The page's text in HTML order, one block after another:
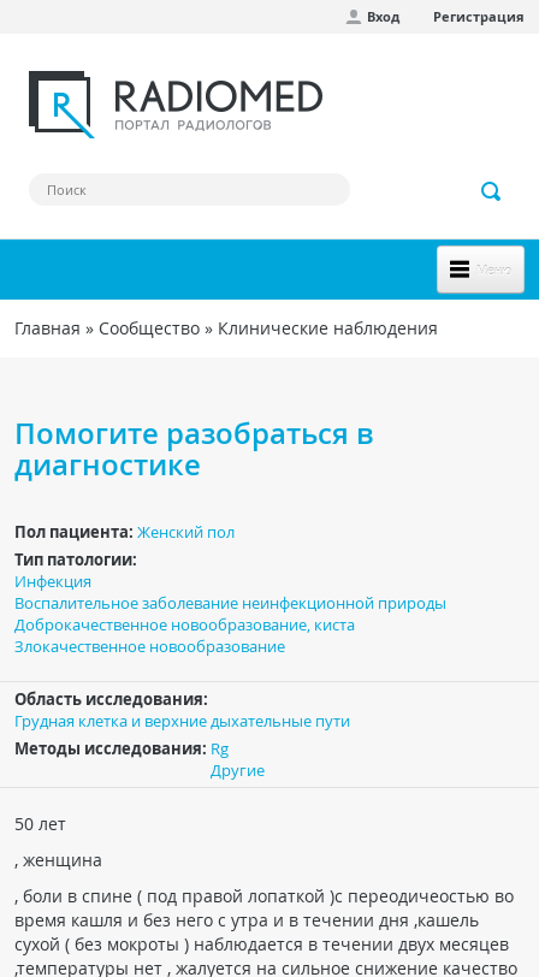
Вход Регистрация
Меню
НОВОЕ НА САЙТЕ
Форум
Чат RADIOMED
ОБРАЗОВАНИЕ
Презентации
Публикации
Вы здесь
Главная » Сообщество » Клинические наблюдения
Помогите разобраться в
диагностике
Пол пациента: Женский пол
Тип патологии:
Инфекция
Воспалительное заболевание неинфекционной природы
Доброкачественное новообразование, киста
Злокачественное новообразование
Область исследования:
Грудная клетка и верхние дыхательные пути
Методы исследования: Rg
Другие
50 лет
, женщина
, боли в спине ( под правой лопаткой )с переодичеостью во
время кашля и без него с утра и в течении дня ,кашель
сухой ( без мокроты ) наблюдается в течении двух месяцев
,температуры нет , жалуется на сильное снижение качество